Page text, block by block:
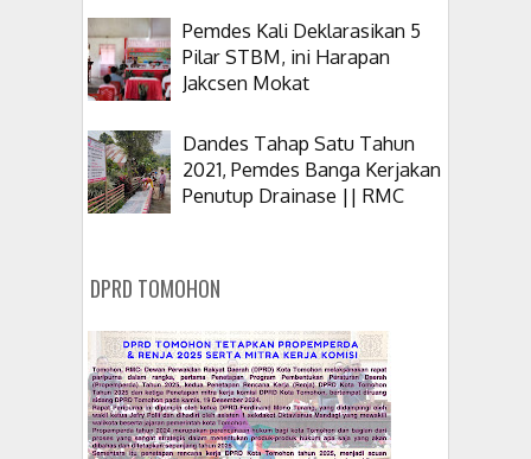
Pemdes Kali Deklarasikan 5
Pilar STBM, ini Harapan
Jakcsen Mokat
Dandes Tahap Satu Tahun
2021, Pemdes Banga Kerjakan
Penutup Drainase || RMC
DPRD TOMOHON